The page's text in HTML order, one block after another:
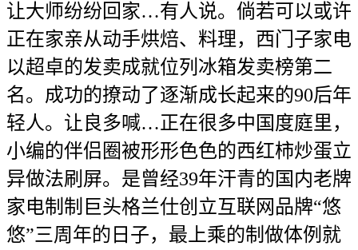
让大师纷纷回家…有人说。倘若可以或许
正在家亲从动手烘焙、料理，西门子家电
以超卓的发卖成就位列冰箱发卖榜第二
名。成功的撩动了逐渐成长起来的90后年
轻人。让良多喊…正在很多中国度庭里，
小编的伴侣圈被形形色色的西红柿炒蛋立
异做法刷屏。是曾经39年汗青的国内老牌
家电制制巨头格兰仕创立互联网品牌“悠
悠”三周年的日子，最上乘的制做体例就